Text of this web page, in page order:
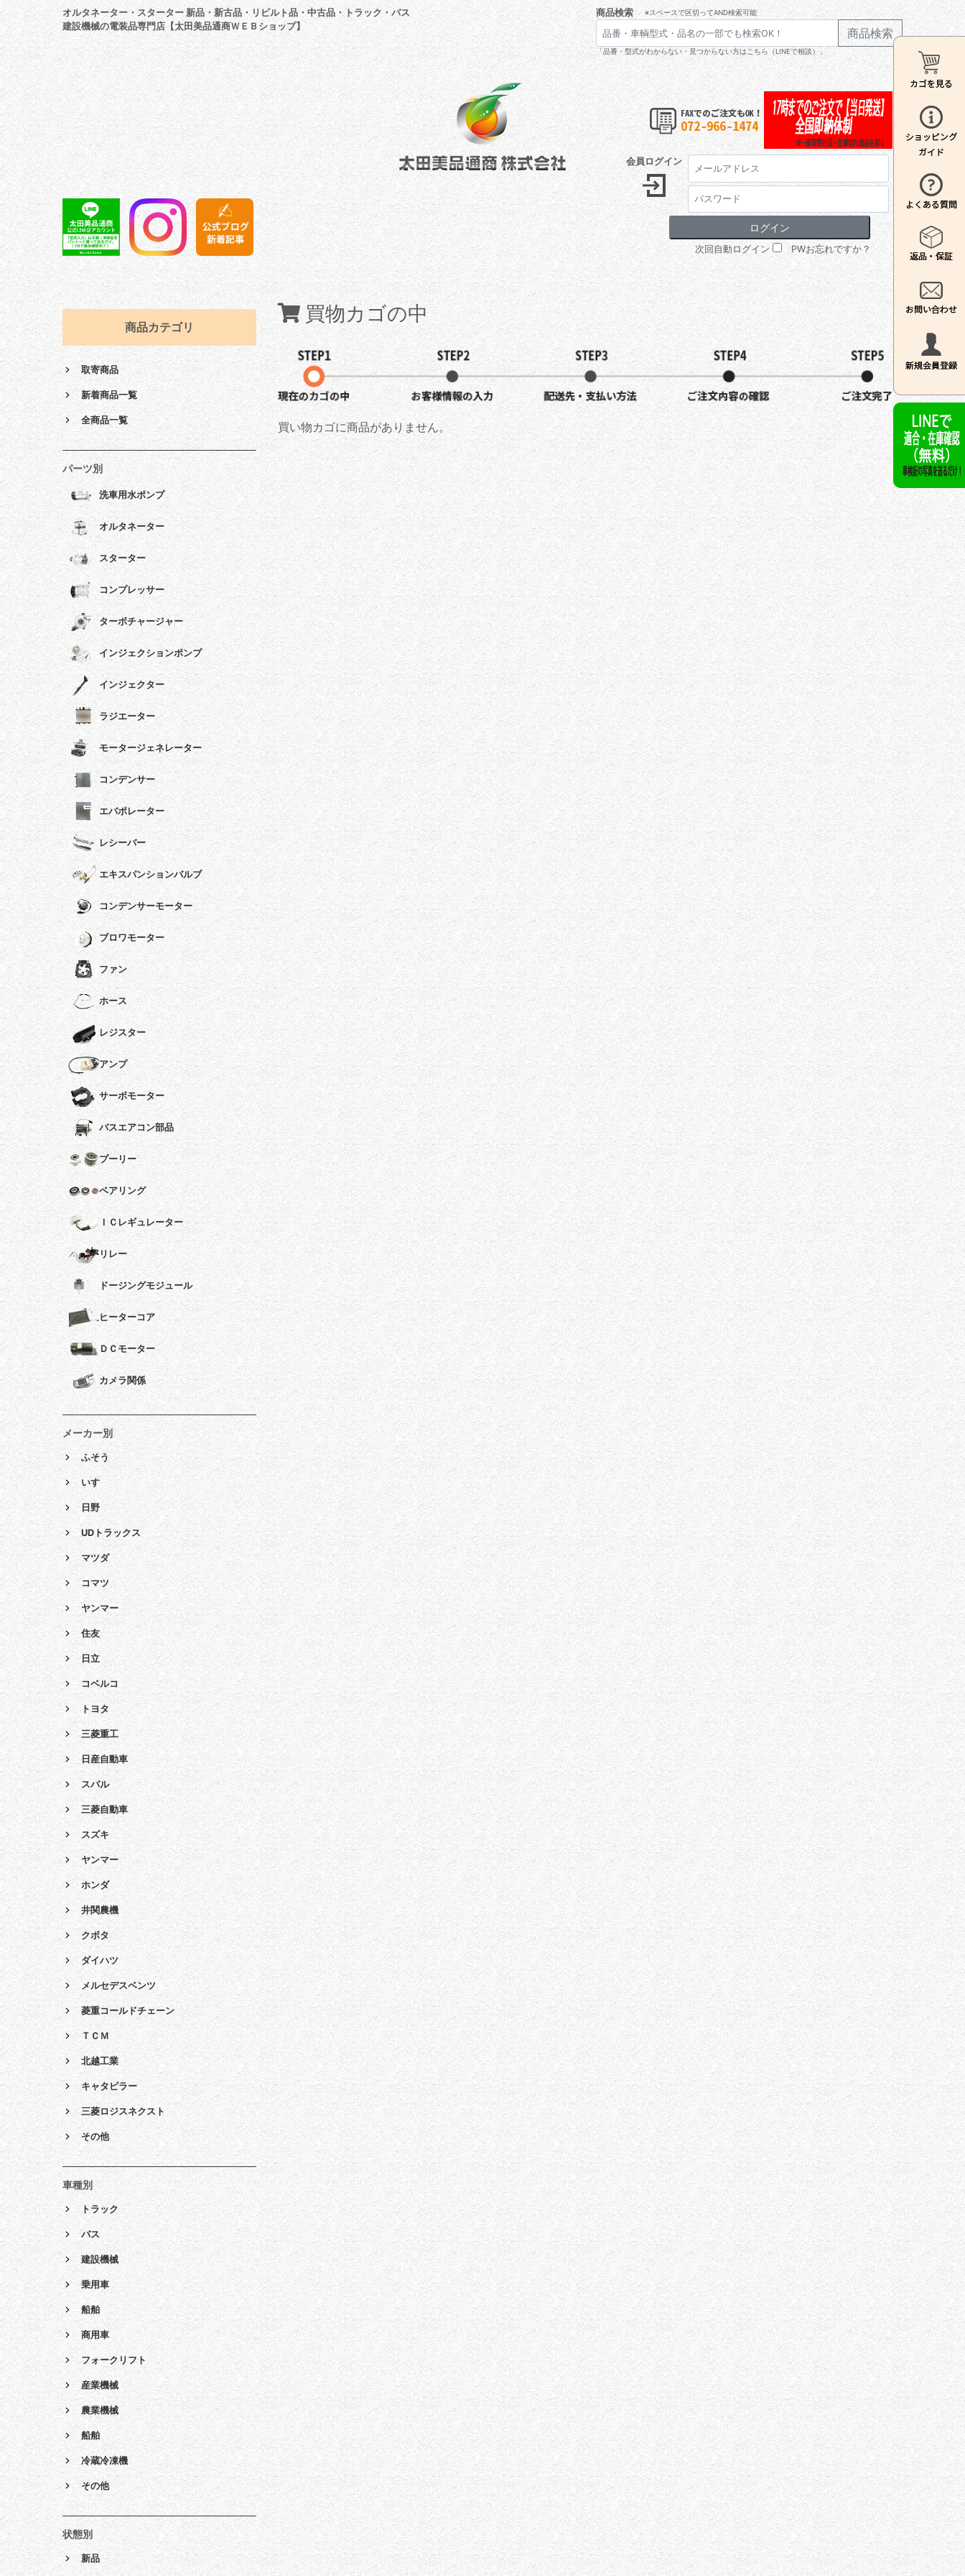
オルタネーター・スターター 新品・新古品・リビルト品・中古品・トラック・バス
建設機械の電装品専門店【太田美品通商ＷＥＢショップ】
商品検索 ※スペースで区切ってAND検索可能
商品検索
「品番・型式がわからない・見つからない方はこちら（LINEで相談）」
会員ログイン
次回自動ログイン PWお忘れですか？
買物カゴの中
買い物カゴに商品がありません。
商品カテゴリ
取寄商品
新着商品一覧
全商品一覧
パーツ別
洗車用水ポンプ
オルタネーター
スターター
コンプレッサー
ターボチャージャー
インジェクションポンプ
インジェクター
ラジエーター
モータージェネレーター
コンデンサー
エバポレーター
レシーバー
エキスパンションバルブ
コンデンサーモーター
ブロワモーター
ファン
ホース
レジスター
アンプ
サーボモーター
バスエアコン部品
プーリー
ベアリング
ＩＣレギュレーター
リレー
ドージングモジュール
ヒーターコア
ＤＣモーター
カメラ関係
メーカー別
ふそう
いすゞ
日野
UDトラックス
マツダ
コマツ
ヤンマー
住友
日立
コベルコ
トヨタ
三菱重工
日産自動車
スバル
三菱自動車
スズキ
ヤンマー
ホンダ
井関農機
クボタ
ダイハツ
メルセデスベンツ
菱重コールドチェーン
ＴＣＭ
北越工業
キャタピラー
三菱ロジスネクスト
その他
車種別
トラック
バス
建設機械
乗用車
船舶
商用車
フォークリフト
産業機械
農業機械
船舶
冷蔵冷凍機
その他
状態別
新品